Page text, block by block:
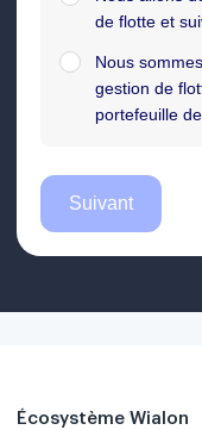
Écosystème Wialon